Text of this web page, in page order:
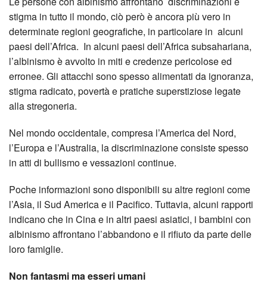
stigma in tutto il mondo, ciò però è ancora più vero in
determinate regioni geografiche, in particolare in alcuni
paesi dell’Africa. In alcuni paesi dell’Africa subsahariana,
l’albinismo è avvolto in miti e credenze pericolose ed
erronee. Gli attacchi sono spesso alimentati da ignoranza,
stigma radicato, povertà e pratiche superstiziose legate
alla stregoneria.
Nel mondo occidentale, compresa l’America del Nord,
l’Europa e l’Australia, la discriminazione consiste spesso
in atti di bullismo e vessazioni continue.
Poche informazioni sono disponibili su altre regioni come
l’Asia, il Sud America e il Pacifico. Tuttavia, alcuni rapporti
indicano che in Cina e in altri paesi asiatici, i bambini con
albinismo affrontano l’abbandono e il rifiuto da parte delle
loro famiglie.
Non fantasmi ma esseri umani